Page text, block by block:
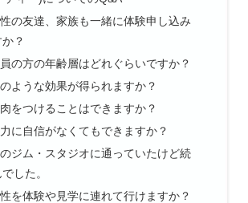
性の友達、家族も一緒に体験申し込み
？
員の方の年齢層はどれぐらいですか？
のような効果が得られますか？
肉をつけることはできますか？
力に自信がなくてもできますか？
のジム・スタジオに通っていたけど続
した。
性を体験や見学に連れて行けますか？